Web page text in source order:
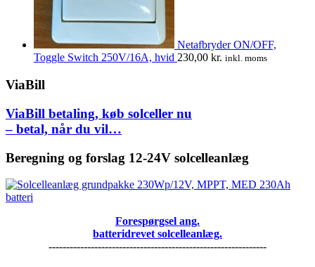
Netafbryder ON/OFF,
Toggle Switch 250V/16A, hvid 230,00 kr. inkl. moms
ViaBill
ViaBill betaling, køb solceller nu
– betal, når du vil…
Beregning og forslag 12-24V solcelleanlæg
Forespørgsel ang.
batteridrevet solcelleanlæg.
--------------------------------------------------------------